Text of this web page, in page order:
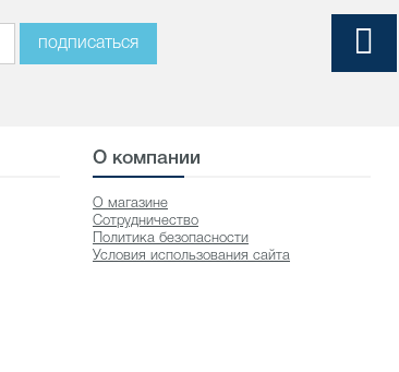
подписаться
О компании
О магазине
Сотрудничество
Политика безопасности
Условия использования сайта